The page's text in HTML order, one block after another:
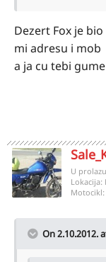
Dezert Fox je
mi adresu i mob
a ja cu tebi
U
Lokacija:
Motocikl:
On 2.10.2012.